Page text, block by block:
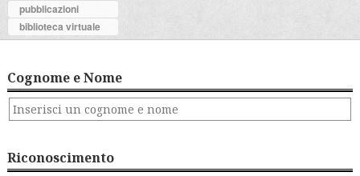
pubblicazioni
biblioteca virtuale
Cognome e Nome
Riconoscimento